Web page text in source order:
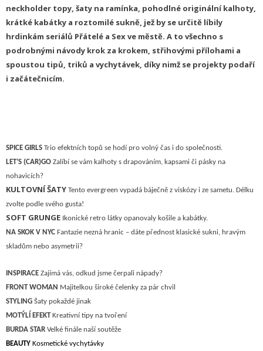
neckholder topy, šaty na ramínka, pohodlné originální kalhoty,
krátké kabátky a roztomilé sukně, jež by se určitě líbily
hrdinkám seriálů Přátelé a Sex ve městě. A to všechno s
podrobnými návody krok za krokem, střihovými přílohami a
spoustou tipů, triků a vychytávek, díky nimž se projekty podaří
i začátečnicím.
SPICE GIRLS Trio efektních topů se hodí pro volný čas i do společnosti.
LET’S (CAR)GO Zalíbí se vám kalhoty s drapováním, kapsami či pásky na
nohavicích?
KULTOVNÍ ŠATY Tento evergreen vypadá báječně z viskózy i ze sametu. Délku
zvolte podle svého gusta!
SOFT GRUNGE Ikonické retro látky opanovaly košile a kabátky.
NA SKOK V NYC Fantazie nezná hranic – dáte přednost klasické sukni, hravým
skladům nebo asymetrii?
NSPIRACE Zajímá vás, odkud jsme čerpali nápady?
FRONT WOMAN Majitelkou široké čelenky za pár chvil
STYLING Šaty pokaždé jinak
MOTÝLÍ EFEKTKreativní tipy na tvoření
BURDA STAR Velké finále naší soutěže
BEAUTY Kosmetické vychytávky